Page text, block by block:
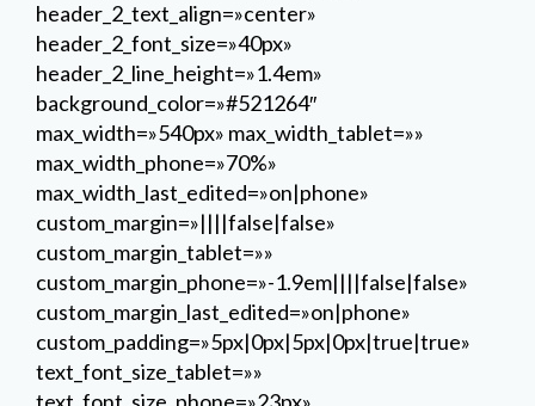
custom_margin_phone=»-1.9em||||false|false»
custom_margin_last_edited=»on|phone»
custom_padding=»5px|0px|5px|0px|true|true»
text_font_size_tablet=»»
text_font_size_phone=»23px»
text_font_size_last_edited=»on|phone»
header_font_size_tablet=»»
header_font_size_phone=»27px»
header_font_size_last_edited=»on|desktop»
header_2_font_size_tablet=»30px»
header_2_font_size_phone=»24px»
header_2_font_size_last_edited=»on|phone»
z_index_tablet=»500″